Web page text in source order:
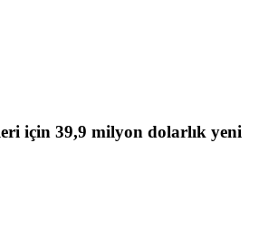
için 39,9 milyon dolarlık yeni